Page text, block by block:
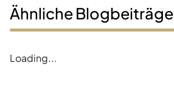
Ähnliche Blogbeiträge
Loading...